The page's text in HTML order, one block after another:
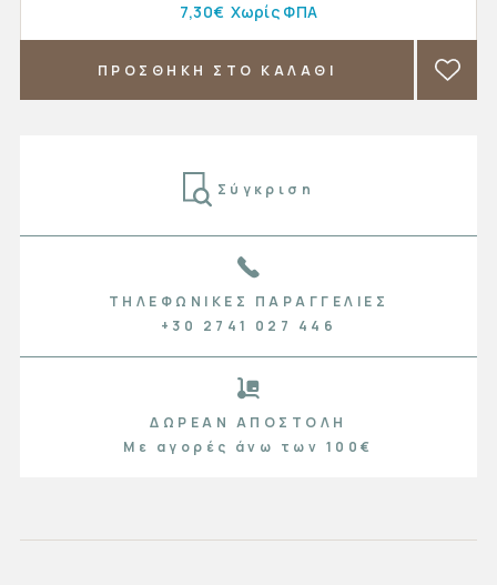
7,30€ Χωρίς ΦΠΑ
ΠΡΟΣΘΗΚΗ ΣΤΟ ΚΑΛΑΘΙ
Σύγκριση
ΤΗΛΕΦΩΝΙΚΈΣ ΠΑΡΑΓΓΕΛΊΕΣ
+30 2741 027 446
ΔΩΡΕΆΝ ΑΠΟΣΤΟΛΉ
Με αγορές άνω των 100€